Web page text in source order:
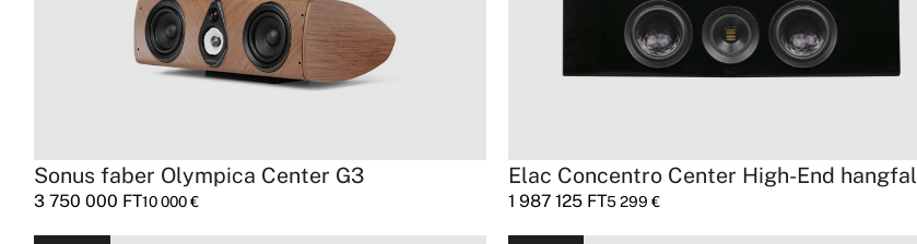
Sonus faber Olympica Center G3
3 750 000 FT10 000€
Elac Concentro Center High-End hangfal
1 987 125 FT5 299€